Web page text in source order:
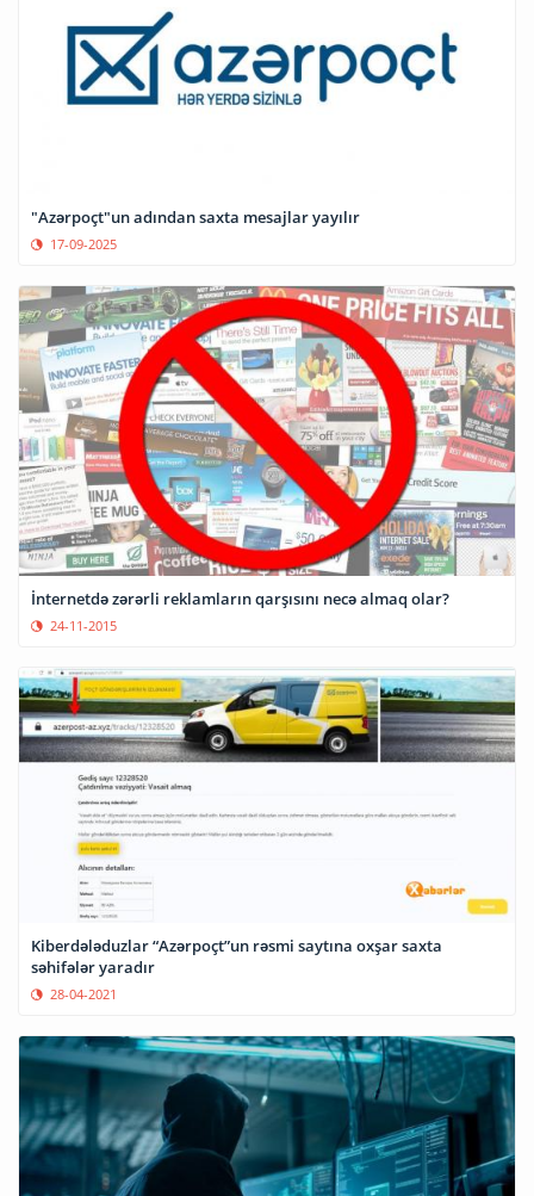
"Azərpoçt"un adından saxta mesajlar yayılır
17-09-2025
İnternetdə zərərli reklamların qarşısını necə almaq olar?
24-11-2015
Kiberdələduzlar “Azərpoçt”un rəsmi saytına oxşar saxta
səhifələr yaradır
28-04-2021